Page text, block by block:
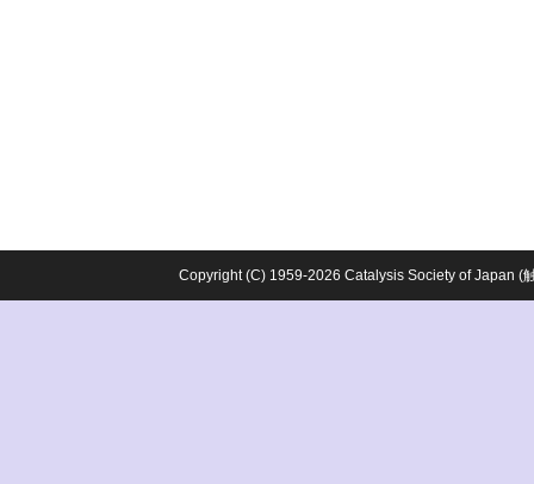
Copyright (C) 1959-2026 Catalysis Society of Japan (